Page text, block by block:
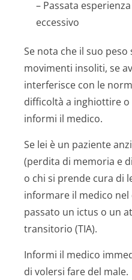
– Passata
eccessivo
Se nota che il suo
movimenti insoliti, se
interferisce con le
difficoltà a inghiottire o
informi il medico.
Se lei è un paziente
(perdita di memoria e
o chi si prende cura di
informare il medico nel
passato un ictus o un
transitorio (TIA).
Informi il medico
di volersi fare del male.